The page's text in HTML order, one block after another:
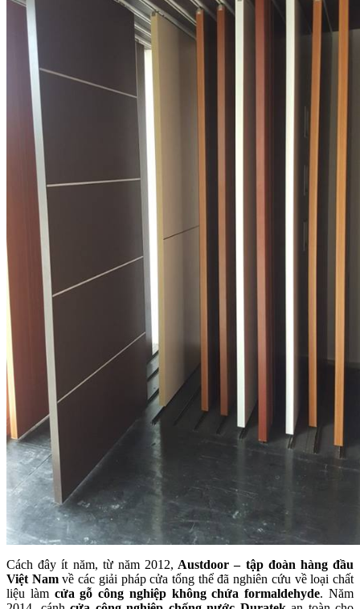
Cách đây ít năm, từ năm 2012, Austdoor – tập đoàn hàng đầu
Việt Namvề các giải pháp cửa tổng thể đã nghiên cứu về loại chất
liệu làm cửa gỗ công nghiệp không chứa formaldehyde. Năm